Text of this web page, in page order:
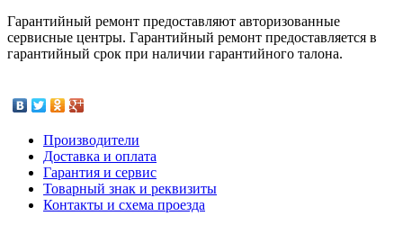
Гарантийный ремонт предоставляют авторизованные
сервисные центры. Гарантийный ремонт предоставляется в
гарантийный срок при наличии гарантийного талона.
Производители
Доставка и оплата
Гарантия и сервис
Товарный знак и реквизиты
Контакты и схема проезда